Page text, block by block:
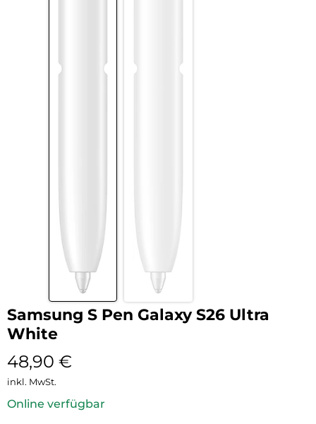
Samsung S Pen Galaxy S26 Ultra
White
48,90 €
inkl. MwSt.
Online verfügbar